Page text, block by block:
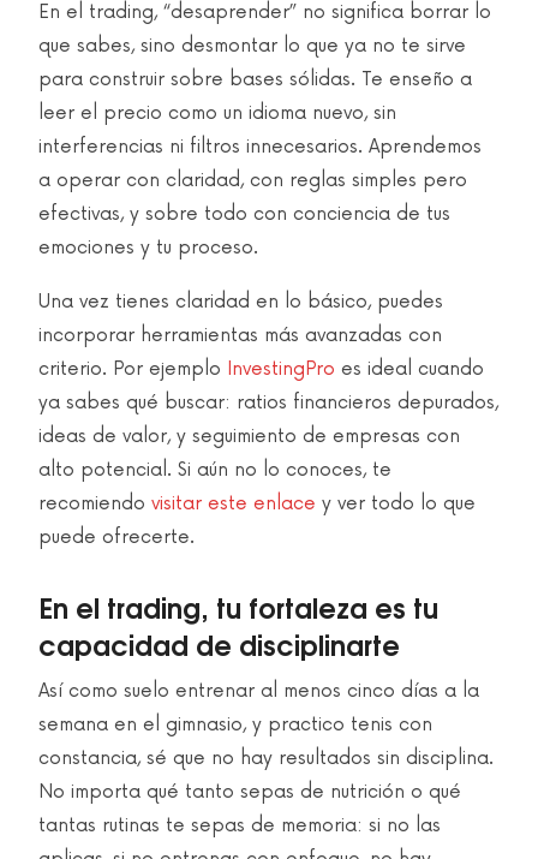
En el trading, “desaprender” no significa borrar lo
que sabes, sino desmontar lo que ya no te sirve
para construir sobre bases sólidas. Te enseño a
leer el precio como un idioma nuevo, sin
interferencias ni filtros innecesarios. Aprendemos
a operar con claridad, con reglas simples pero
efectivas, y sobre todo con conciencia de tus
emociones y tu proceso.
Una vez tienes claridad en lo básico, puedes
incorporar herramientas más avanzadas con
criterio. Por ejemplo InvestingPro es ideal cuando
ya sabes qué buscar: ratios financieros depurados,
ideas de valor, y seguimiento de empresas con
alto potencial. Si aún no lo conoces, te
recomiendovisitar este enlace y ver todo lo que
puede ofrecerte.
En el trading, tu fortaleza es tu
capacidad de disciplinarte
Así como suelo entrenar al menos cinco días a la
semana en el gimnasio, y practico tenis con
constancia, sé que no hay resultados sin disciplina.
No importa qué tanto sepas de nutrición o qué
tantas rutinas te sepas de memoria: si no las